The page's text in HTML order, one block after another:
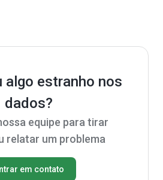
algo estranho nos
dados?
equipe para tirar
relatar um problema
em contato